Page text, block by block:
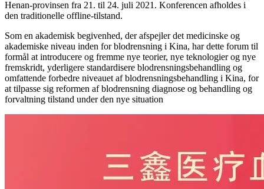
Henan-provinsen fra 21. til 24. juli 2021. Konferencen afholdes i
den traditionelle offline-tilstand.
Som en akademisk begivenhed, der afspejler det medicinske og
akademiske niveau inden for blodrensning i Kina, har dette forum til
formål at introducere og fremme nye teorier, nye teknologier og nye
fremskridt, yderligere standardisere blodrensningsbehandling og
omfattende forbedre niveauet af blodrensningsbehandling i Kina, for
at tilpasse sig reformen af ​​blodrensning diagnose og behandling og
forvaltning tilstand under den nye situation